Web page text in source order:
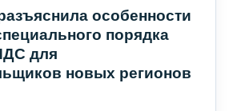
особенности
порядка
для
новых регионов